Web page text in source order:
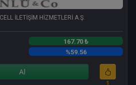
İLETİŞİM HİZMETLERİ A.Ş.
167.70 ₺
%59.56
Al
1